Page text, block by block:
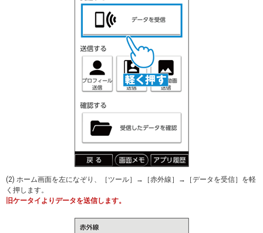
(2) ホーム画面を左になぞり、［ツール］→［赤外線］→［データを受信］を軽
く押します。
旧ケータイよりデータを送信します。